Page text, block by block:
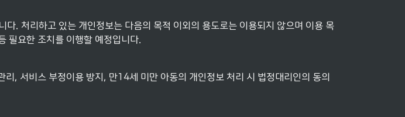
다. 처리하고 있는 개인정보는 다음의 목적 이외의 용도로는 이용되지 않으며 이용 목
필요한 조치를 이행할 예정입니다.
, 서비스 부정이용 방지, 만14세 미만 아동의 개인정보 처리 시 법정대리인의 동의